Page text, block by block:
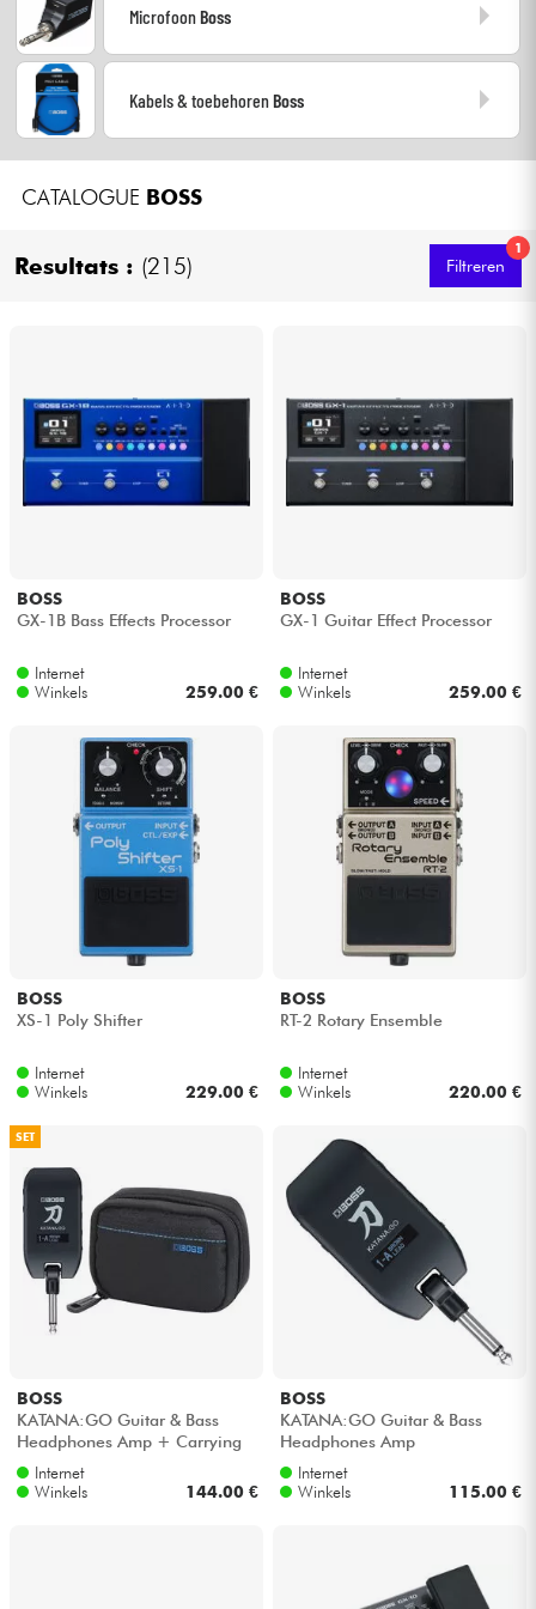
Kabels & toebehoren
Sets
MicrofoonBoss
Kabels & toebehorenBoss
CATALOGUE BOSS
Resultats : (215)
1
Filtreren
BOSS
GX-1B Bass Effects Processor
Internet
Winkels
259.00 €
BOSS
GX-1 Guitar Effect Processor
Internet
Winkels
259.00 €
BOSS
XS-1 Poly Shifter
Internet
Winkels
229.00 €
BOSS
RT-2 Rotary Ensemble
Internet
Winkels
220.00 €
SET
BOSS
KATANA:GO Guitar & Bass
Headphones Amp + Carrying
PouchInternet
Winkels
144.00 €
BOSS
KATANA:GO Guitar & Bass
Headphones Amp
Internet
Winkels
115.00 €